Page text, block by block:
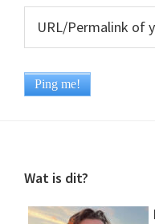
Footer
Wat is dit?